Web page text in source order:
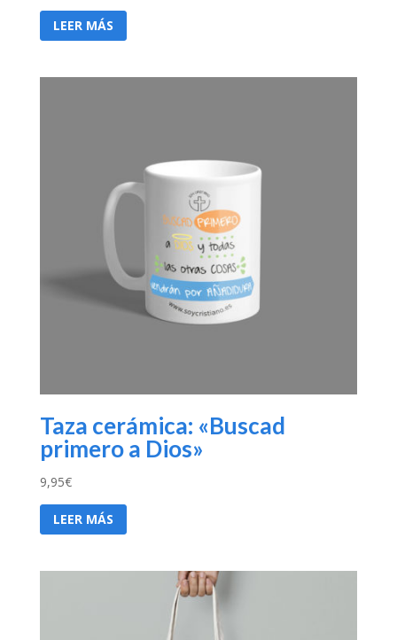
LEER MÁS
Taza cerámica: «Buscad
primero a Dios»
9,95€
LEER MÁS